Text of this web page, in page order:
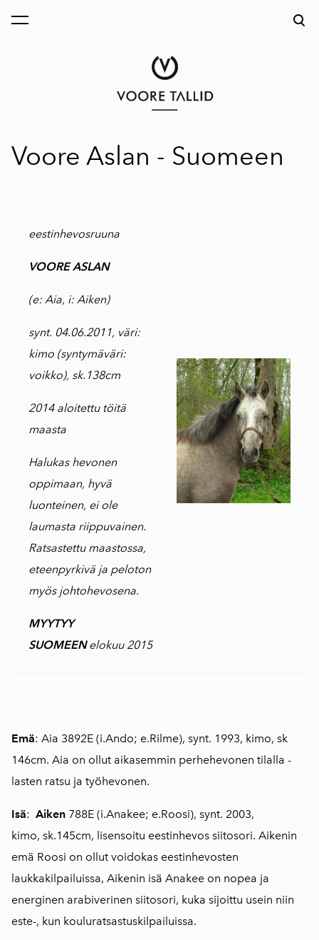
on lisätty ostoskoriin.
Voore Aslan - Suomeen
eestinhevosruuna
VOORE ASLAN
(e: Aia, i: Aiken)
synt. 04.06.2011, väri:
kimo (syntymäväri:
voikko), sk.138cm
2014 aloitettu töitä
maasta
Halukas hevonen
oppimaan, hyvä
luonteinen, ei ole
laumasta riippuvainen.
Ratsastettu maastossa,
eteenpyrkivä ja peloton
myös johtohevosena.
MYYTYY
SUOMEENelokuu 2015
Emä: Aia 3892E (i.Ando; e.Rilme), synt. 1993, kimo, sk
146cm. Aia on ollut aikasemmin perhehevonen tilalla -
lasten ratsu ja työhevonen.
Isä: Aiken 788E (i.Anakee; e.Roosi), synt. 2003,
kimo, sk.145cm, lisensoitu eestinhevos siitosori. Aikenin
emä Roosi on ollut voidokas eestinhevosten
laukkakilpailuissa, Aikenin isä Anakee on nopea ja
energinen arabiverinen siitosori, kuka sijoittu usein niin
este-, kun kouluratsastuskilpailuissa.